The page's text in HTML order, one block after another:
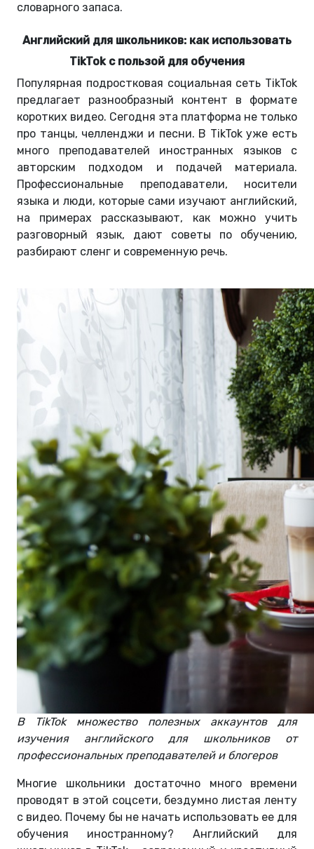
словарного запаса.
Английский для школьников: как использовать
TikTok с пользой для обучения
Популярная подростковая социальная сеть TikTok
предлагает разнообразный контент в формате
коротких видео. Сегодня эта платформа не только
про танцы, челленджи и песни. В TikTok уже есть
много преподавателей иностранных языков с
авторским подходом и подачей материала.
Профессиональные преподаватели, носители
языка и люди, которые сами изучают английский,
на примерах рассказывают, как можно учить
разговорный язык, дают советы по обучению,
разбирают сленг и современную речь.
В TikTok множество полезных аккаунтов для
изучения английского для школьников от
профессиональных преподавателей и блогеров
Многие школьники достаточно много времени
проводят в этой соцсети, бездумно листая ленту
с видео. Почему бы не начать использовать ее для
обучения иностранному? Английский для